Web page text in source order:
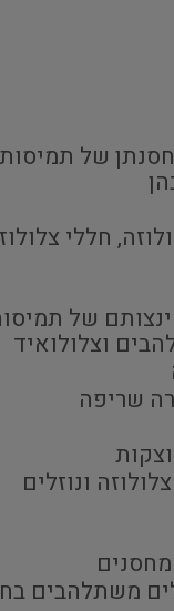
של
חללי
של
וצלולואיד
שריפה
ונוזלים
משתלהבים